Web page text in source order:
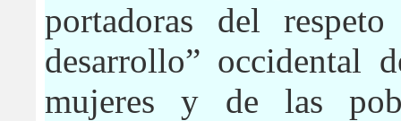
portadoras del
desarrollo” occidental
mujeres y de las